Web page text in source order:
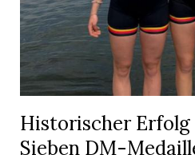
Historischer Erfolg
Sieben DM-